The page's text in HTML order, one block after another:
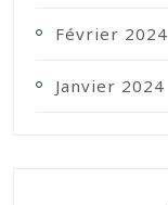
Février 2024
Janvier 2024